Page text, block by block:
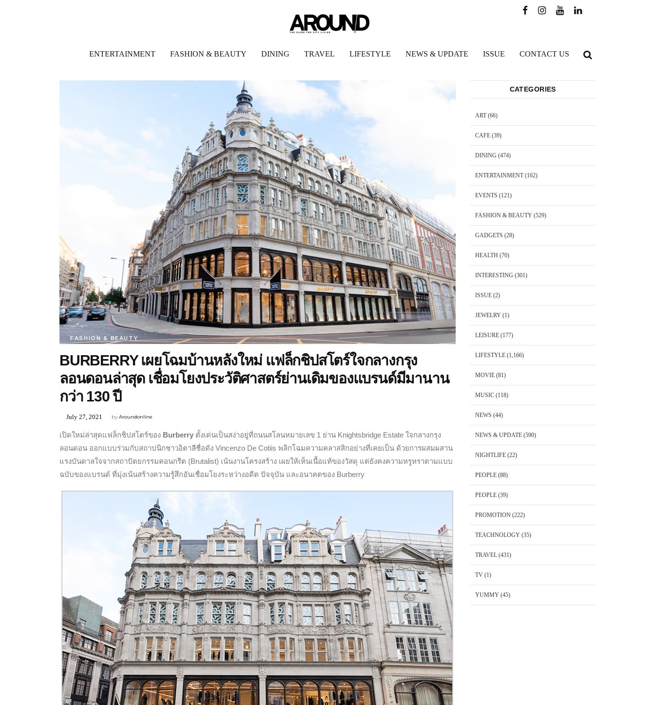
ENTERTAINMENT FASHION & BEAUTY DINING TRAVEL LIFESTYLE NEWS & UPDATE ISSUE CONTACT US
FASHION & BEAUTY
BURBERRY เผยโฉมบ้านหลังใหม่ แฟล็กชิปสโตร์ใจกลางกรุง
ลอนดอนล่าสุด เชื่อมโยงประวัติศาสตร์ย่านเดิมของแบรนด์มีมานาน
กว่า 130 ปี
byAroundonline
July 27, 2021
เปิดใหม่ล่าสุดแฟล็กชิปสโตร์ของ Burberry ตั้งเด่นเป็นสง่าอยู่ที่ถนนสโลนหมายเลข 1 ย่าน Knightsbridge Estate ใจกลางกรุง
ลอนดอน ออกแบบร่วมกับสถาปนิกชาวอิตาลีชื่อดัง Vincenzo De Cotiis พลิกโฉมความคลาสสิกอย่างที่เคยเป็น ด้วยการผสมผสาน
แรงบันดาลใจจากสถาปัตยกรรมคอนกรีต (Brutalist) เน้นงานโครงสร้าง เผยให้เห็นเนื้อแท้ของวัสดุ แต่ยังคงความหรูหราตามแบบ
ฉบับของแบรนด์ ที่มุ่งเน้นสร้างความรู้สึกอันเชื่อมโยงระหว่างอดีต ปัจจุบัน และอนาคตของ Burberry
CATEGORIES
ART(66)
CAFE(39)
DINING (474)
ENTERTAINMENT(162)
EVENTS (121)
FASHION & BEAUTY(529)
GADGETS (28)
HEALTH (70)
INTERESTING (301)
ISSUE(2)
JEWELRY(1)
LEISURE(177)
LIFESTYLE(1,166)
MOVIE(81)
MUSIC(118)
NEWS (44)
NEWS & UPDATE(590)
NIGHTLIFE(22)
PEOPLE(88)
PEOPLE(39)
PROMOTION(222)
TEACHNOLOGY(35)
TRAVEL(431)
TV(1)
YUMMY(45)